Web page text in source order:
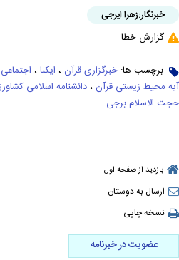
خبرنگار:زهرا ایرجی
گزارش خطا
برچسب ها: خبرگزاری قرآن ، ایکنا ، اجتماعی
آیه محیط زیستی قرآن ، دانشنامه اسلامی
حجت الاسلام برجی
بازدید از صفحه اول
ارسال به دوستان
نسخه چاپی
عضویت در خبرنامه